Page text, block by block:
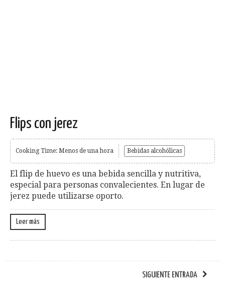
Flips con jerez
Cooking Time: Menos de una hora Bebidas alcohólicas
El flip de huevo es una bebida sencilla y nutritiva,
especial para personas convalecientes. En lugar de
jerez puede utilizarse oporto.
Leer más
SIGUIENTE ENTRADA